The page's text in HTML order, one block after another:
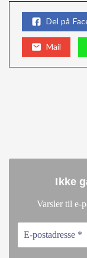
Del på
Mail
Ikke
Varsler til e-